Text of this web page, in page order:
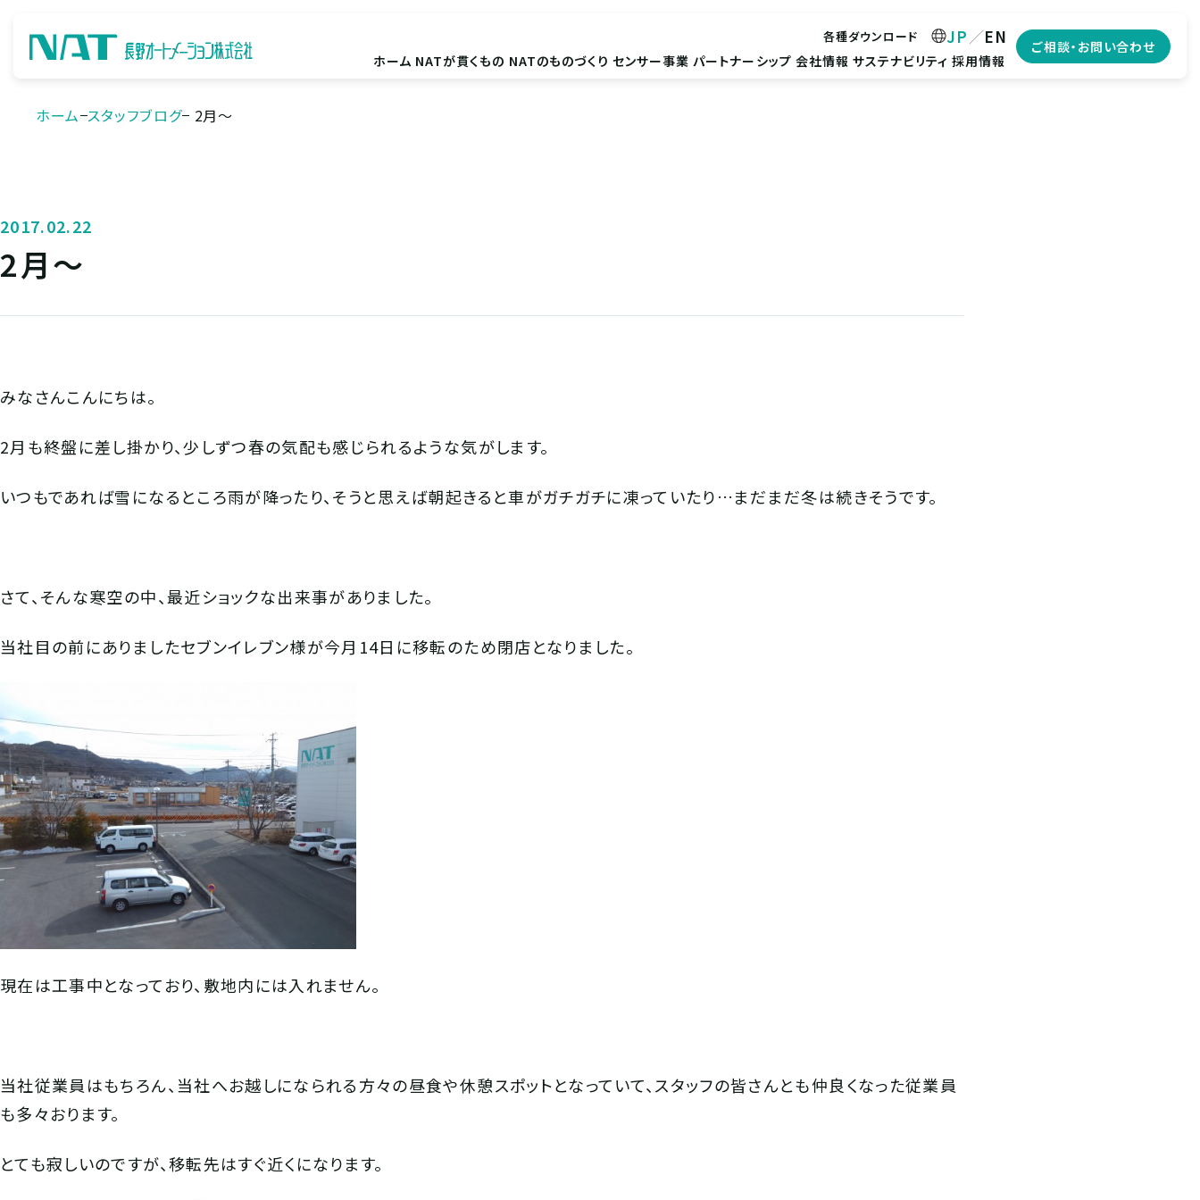
ホーム NATが貫くもの NATのものづくり センサー事業 パートナーシップ 会社情報 サステナビリティ 採用情報
各種ダウンロード EN
JP ご相談・お問い合わせ
ホーム スタッフブログ 2月～
2017.02.22
2月～
みなさんこんにちは。
2月も終盤に差し掛かり、少しずつ春の気配も感じられるような気がします。
いつもであれば雪になるところ雨が降ったり、そうと思えば朝起きると車がガチガチに凍っていたり…まだまだ冬は続きそうです。
さて、そんな寒空の中、最近ショックな出来事がありました。
当社目の前にありましたセブンイレブン様が今月14日に移転のため閉店となりました。
現在は工事中となっており、敷地内には入れません。
当社従業員はもちろん、当社へお越しになられる方々の昼食や休憩スポットとなっていて、スタッフの皆さんとも仲良くなった従業員
も多々おります。
とても寂しいのですが、移転先はすぐ近くになります。